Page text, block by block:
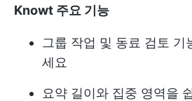
Knowt 주요 기능
그룹 작업 및 동료 검토 기
세요
요약 길이와 집중 영역을